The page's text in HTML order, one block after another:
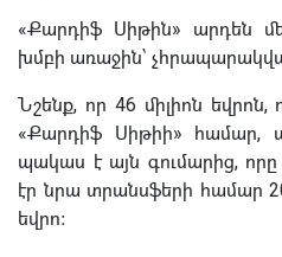
«Քարդիֆ Սիթին» արդեն
խմբի առաջին՝
Նշենք, որ 46 միլիոն եվրոն,
«Քարդիֆ Սիթիի» համար,
պակաս է այն գումարից,
էր նրա տրանսֆերի համար
եվրո։